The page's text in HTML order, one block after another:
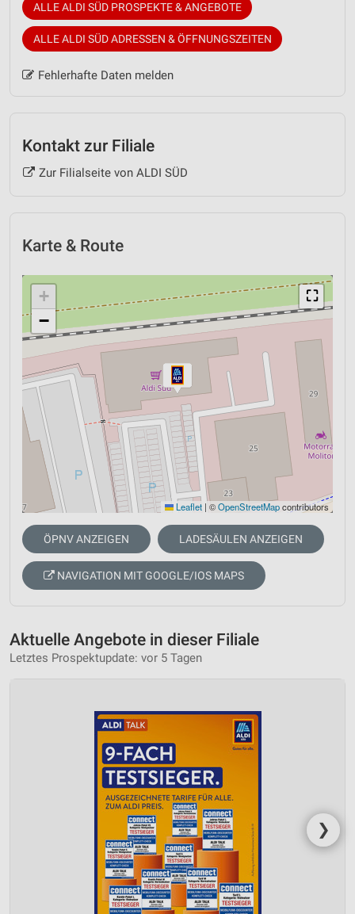
ALLE ALDI SÜD PROSPEKTE & ANGEBOTE
ALLE ALDI SÜD ADRESSEN & ÖFFNUNGSZEITEN
Fehlerhafte Daten melden
Kontakt zur Filiale
Zur Filialseite von ALDI SÜD
Karte & Route
⛶
+
−
Leaflet | ©OpenStreetMapcontributors
ÖPNV ANZEIGEN LADESÄULEN ANZEIGEN
NAVIGATION MIT GOOGLE/IOS MAPS
Aktuelle Angebote in dieser Filiale
Letztes Prospektupdate: vor 5 Tagen
❯